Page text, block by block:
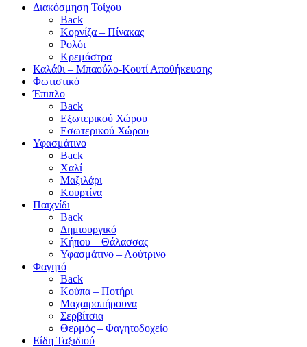
Διακόσμηση Τοίχου
Back
Κορνίζα – Πίνακας
Ρολόι
Κρεμάστρα
Καλάθι – Μπαούλο-Κουτί Αποθήκευσης
Φωτιστικό
Έπιπλο
Back
Εξωτερικού Χώρου
Εσωτερικού Χώρου
Υφασμάτινο
Back
Χαλί
Μαξιλάρι
Κουρτίνα
Παιχνίδι
Back
Δημιουργικό
Κήπου – Θάλασσας
Υφασμάτινο – Λούτρινο
Φαγητό
Back
Κούπα – Ποτήρι
Μαχαιροπήρουνα
Σερβίτσια
Θερμός – Φαγητοδοχείο
Είδη Ταξιδιού